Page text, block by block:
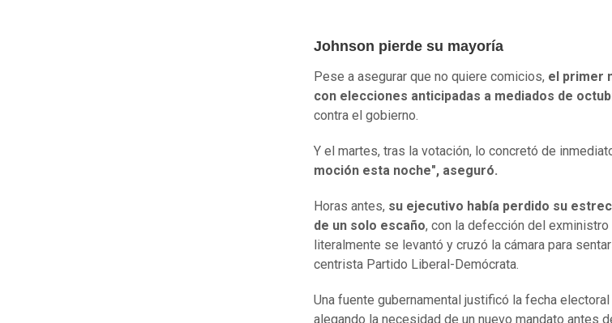
Johnson pierde su mayoría
Pese a asegurar que no quiere comicios, el primer
con elecciones anticipadas a mediados de
contra el gobierno.
Y el martes, tras la votación, lo concretó de
moción esta noche", aseguró.
Horas antes, su ejecutivo había perdido su
de un solo escaño, con la defección del
literalmente se levantó y cruzó la cámara para
centrista Partido Liberal-Demócrata.
Una fuente gubernamental justificó la fecha
alegando la necesidad de un nuevo mandato antes